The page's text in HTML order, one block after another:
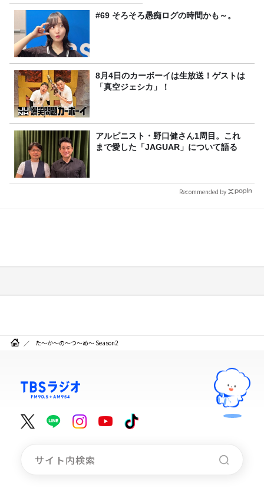
#69 そろそろ愚痴ログの時間かも～。
8月4日のカーボーイは生放送！ゲストは
「真空ジェシカ」！
アルピニスト・野口健さん1周目。これ
まで愛した「JAGUAR」について語る
Recommended by
た～か～の～つ～め～ Season2